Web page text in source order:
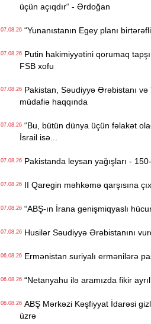
üçün açıqdır“ - Ərdoğan
07.08.26“Yunanıstanın Egey planı
07.08.26Putin hakimiyyətini qorumaq
FSB xofu
07.08.26Pakistan, Səudiyyə Ərəbistanı və
müdafiə haqqında
07.08.26“Bu, bütün dünya üçün fəlakət
İsrail isə...
07.08.26Pakistanda leysan yağışları -
07.08.26II Qaregin məhkəmə qarşısına
07.08.26“ABŞ-ın İrana genişmiqyaslı
07.08.26Husilər Səudiyyə Ərəbistanını
06.08.26Ermənistan suriyalı ermənilərə
06.08.26“Netanyahu ilə aramızda fikir
06.08.26ABŞ Mərkəzi Kəşfiyyat İdarəsi
üzrə